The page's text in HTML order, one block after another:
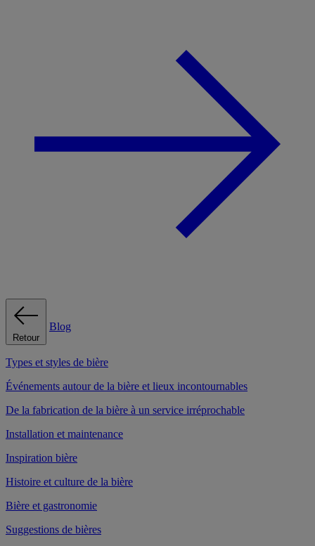
Retour
Blog
Types et styles de bière
Événements autour de la bière et lieux incontournables
De la fabrication de la bière à un service irréprochable
Installation et maintenance
Inspiration bière
Histoire et culture de la bière
Bière et gastronomie
Suggestions de bières